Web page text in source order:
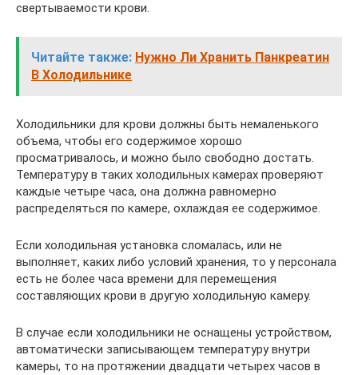
свертываемости крови.
Читайте также: Нужно Ли Хранить Панкреатин
В Холодильнике
Холодильники для крови должны быть немаленького
объема, чтобы его содержимое хорошо
просматривалось, и можно было свободно достать.
Температуру в таких холодильных камерах проверяют
каждые четыре часа, она должна равномерно
распределяться по камере, охлаждая ее содержимое.
Если холодильная установка сломалась, или не
выполняет, каких либо условий хранения, то у персонала
есть не более часа времени для перемещения
составляющих крови в другую холодильную камеру.
В случае если холодильники не оснащены устройством,
автоматически записывающем температуру внутри
камеры, то на протяжении двадцати четырех часов в